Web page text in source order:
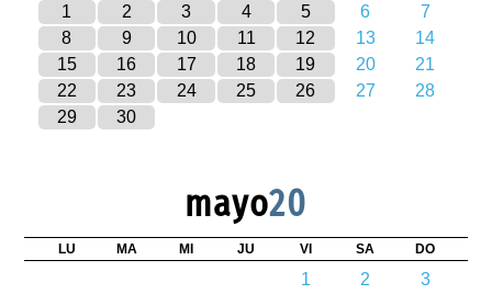
1 2 3 4 5 6
7
8
9 10 11 12 13
14
15
16 17 18 19 20
21
22
23 24 25 26 27
28
29
30
mayo20
LU MA MI JU VI SA DO
1 2
3